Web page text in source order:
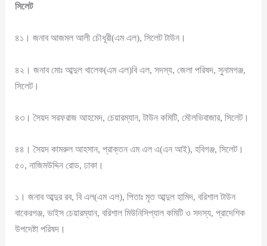
সিলেট
৪১। জনাব আজমল আলী চৌধূরী(এম এল), সিলেট টাউন।
৪২। জনাব মোঃ আব্দুল খালেক(এম এল)বি এল, সদস্য, জেলা পরিষদ, সুনামগঞ্জ,
সিলেট।
৪৩। সৈয়দ সরফরাজ আহমেদ, চেয়ারম্যান, টাউন কমিটি, মৌলভিবাজার, সিলেট।
৪৪। সৈয়দ কামরুল আহসান, প্রাক্তন এম এল এ(এন আই), হবিগঞ্জ, সিলেট।
৫০, নাজিমউদ্দিন রোড, ঢাকা।
১। জনাব আব্দুর রব, বি এল(এম এল), পিতাঃ মৃত আব্দুল হামিদ, বরিশাল টাউন
বাকেরগঞ্জ, ভাইস চেয়ারম্যান, বরিশাল মিউনিসিপ্যাল কমিটি ও সদস্য, প্রাদেশিক
উপদেষ্টা পরিষদ।